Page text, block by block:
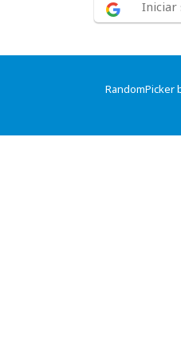
Iniciar
RandomPicker